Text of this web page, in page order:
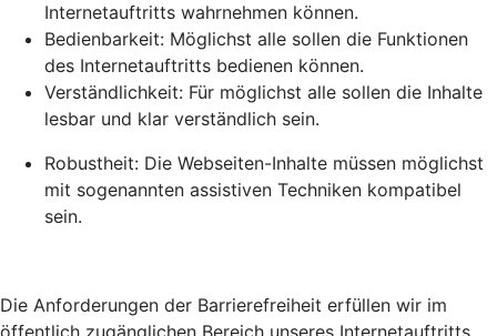
Internetauftritts wahrnehmen können.
Bedienbarkeit: Möglichst alle sollen die Funktionen
des Internetauftritts bedienen können.
Verständlichkeit: Für möglichst alle sollen die Inhalte
lesbar und klar verständlich sein.
Robustheit: Die Webseiten-Inhalte müssen möglichst
mit sogenannten assistiven Techniken kompatibel
sein.
Die Anforderungen der Barrierefreiheit erfüllen wir im
öffentlich zugänglichen Bereich unseres Internetauftritts